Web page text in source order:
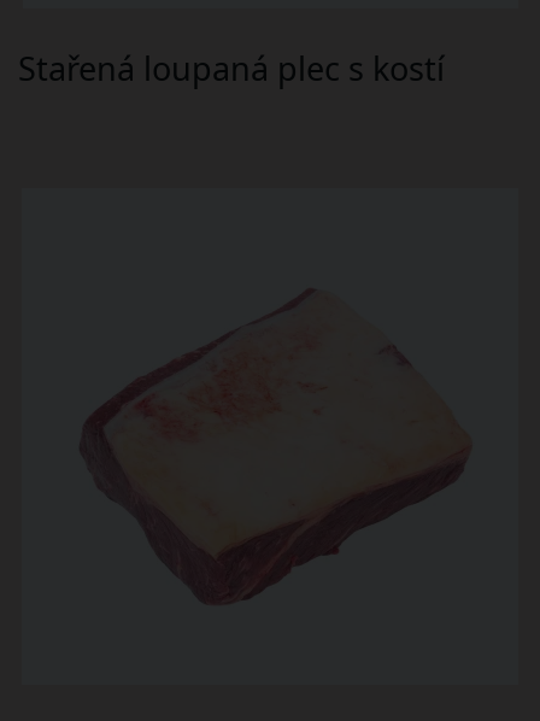
Stařená loupaná plec s kostí